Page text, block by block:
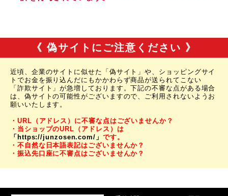
《 偽サイトにご注意ください 》
近頃、企業のサイトに似せた「偽サイト」や、ショッピングサイ
トでお金を振り込んだにもかかわらず商品が送られてこない
「詐欺サイト」が急増しております。下記の不審な点がある場合
は、偽サイトの可能性がございますので、ご利用されないようお
願いいたします。
・URL（アドレス）に不審な点はございませんか？
・当ショップのURL（アドレス）は
「https://junzosen.com/」 です。
・不自然な日本語表記はございませんか？
・振込先口座に不審点はございませんか？